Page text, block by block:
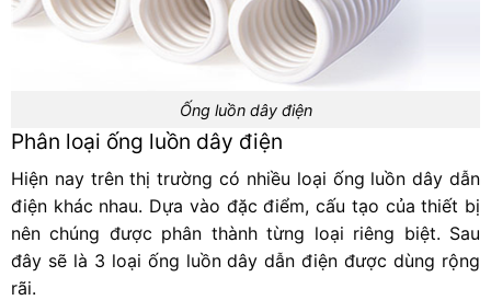
Ống luồn dây điện
Phân loại ống luồn dây điện
Hiện nay trên thị trường có nhiều loại ống luồn dây dẫn
điện khác nhau. Dựa vào đặc điểm, cấu tạo của thiết bị
nên chúng được phân thành từng loại riêng biệt. Sau
đây sẽ là 3 loại ống luồn dây dẫn điện được dùng rộng
rãi.